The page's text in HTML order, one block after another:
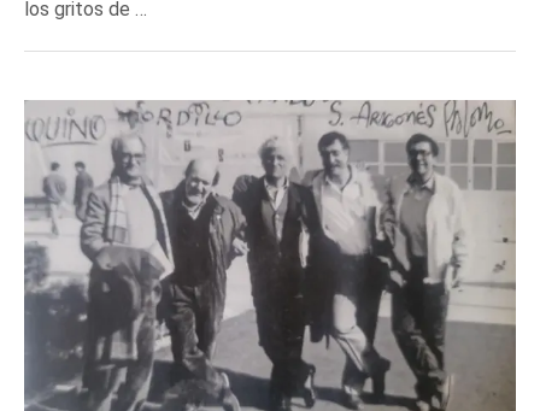
los gritos de …